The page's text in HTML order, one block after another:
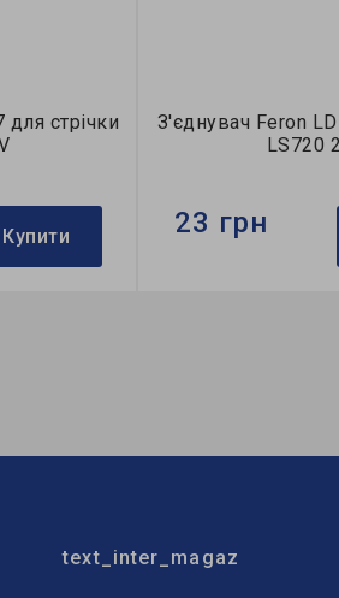
стрічки
Купити
З'єднувач Feron
LS720
23 грн
text_inter_magaz